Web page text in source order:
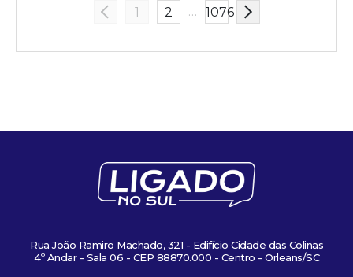
1 2 … 1076
Rua João Ramiro Machado, 321 - Edifício Cidade das Colinas
4º Andar - Sala 06 - CEP 88870.000 - Centro - Orleans/SC